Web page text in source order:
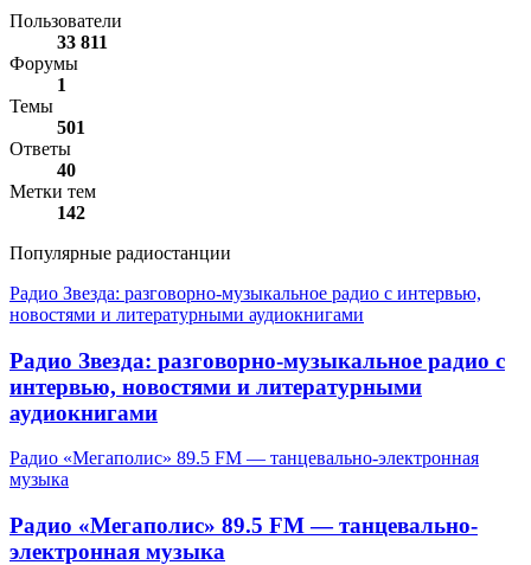
Пользователи
33 811
Форумы
1
Темы
501
Ответы
40
Метки тем
142
Популярные радиостанции
Радио Звезда: разговорно-музыкальное радио с интервью,
новостями и литературными аудиокнигами
Радио Звезда: разговорно-музыкальное радио с
интервью, новостями и литературными
аудиокнигами
Радио «Мегаполис» 89.5 FM — танцевально-электронная
музыка
Радио «Мегаполис» 89.5 FM — танцевально-
электронная музыка